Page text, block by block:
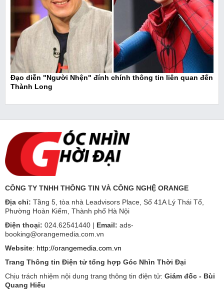
Đạo diễn "Người Nhện" đính chính thông tin liên quan đến
Thành Long
CÔNG TY TNHH THÔNG TIN VÀ CÔNG NGHỆ ORANGE
Địa chỉ: Tầng 5, tòa nhà Leadvisors Place, Số 41A Lý Thái Tổ,
Phường Hoàn Kiếm, Thành phố Hà Nội
Điện thoại: 024.62541440 | Email: ads-
booking@orangemedia.com.vn
Website: http://orangemedia.com.vn
Trang Thông tin Điện tử tổng hợp Góc Nhìn Thời Đại
Chịu trách nhiệm nội dung trang thông tin điện tử: Giám đốc - Bùi
Quang Hiếu